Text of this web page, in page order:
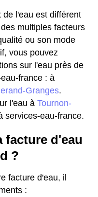
de l'eau est différent
multiples facteurs
ou son mode
vous pouvez
sur l'eau près de
france : à
Granges.
l'eau à Tournon-
services-eau-france.
facture d'eau
?
facture d'eau, il
: